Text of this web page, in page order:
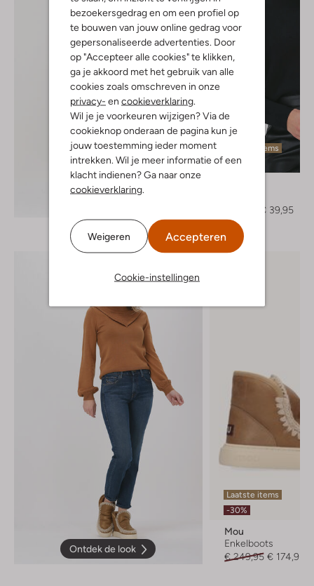
bezoekersgedrag en om een profiel op
te bouwen van jouw online gedrag voor
gepersonaliseerde advertenties. Door
op "Accepteer alle cookies" te klikken,
ga je akkoord met het gebruik van alle
cookies zoals omschreven in onze
privacy- en cookieverklaring.
Wil je je voorkeuren wijzigen? Via de
cookieknop onderaan de pagina kun je
jouw toestemming ieder moment
intrekken. Wil je meer informatie of een
klacht indienen? Ga naar onze
cookieverklaring.
Weigeren Accepteren
Cookie-instellingen
Laatste items
-50%
€ 39,95
Ontdek de look
Laatste items
-30%
Mou
Enkelboots
€ 249,95 € 174,95